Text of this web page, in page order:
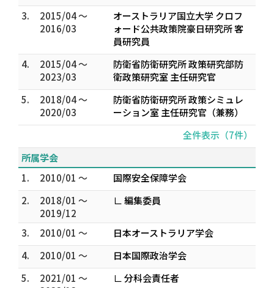
3.
2015/04 ～
2016/03
オーストラリア国立大学 クロフ
ォード公共政策院豪日研究所 客
員研究員
4.
2015/04 ～
2023/03
防衛省防衛研究所 政策研究部防
衛政策研究室 主任研究官
5.
2018/04 ～
2020/03
防衛省防衛研究所 政策シミュレ
ーション室 主任研究官（兼務）
全件表示（7件）
所属学会
1.
2010/01 ～
国際安全保障学会
2.
2018/01 ～
2019/12
∟ 編集委員
3. 2010/01 ～
日本オーストラリア学会
4.
2010/01 ～
日本国際政治学会
5.
2021/01 ～
∟ 分科会責任者